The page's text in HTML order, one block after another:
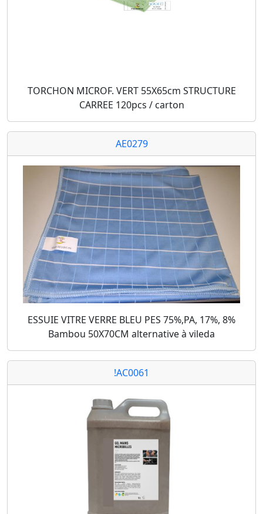
TORCHON MICROF. VERT 55X65cm STRUCTURE
CARREE 120pcs / carton
AE0279
ESSUIE VITRE VERRE BLEU PES 75%,PA, 17%, 8%
Bambou 50X70CM alternative à vileda
!AC0061